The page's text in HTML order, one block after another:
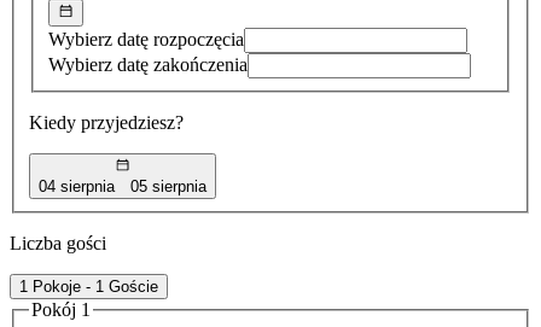
Wybierz datę rozpoczęcia
Wybierz datę zakończenia
Kiedy przyjedziesz?
04 sierpnia 05 sierpnia
Liczba gości
1 Pokoje - 1 Goście
Pokój 1